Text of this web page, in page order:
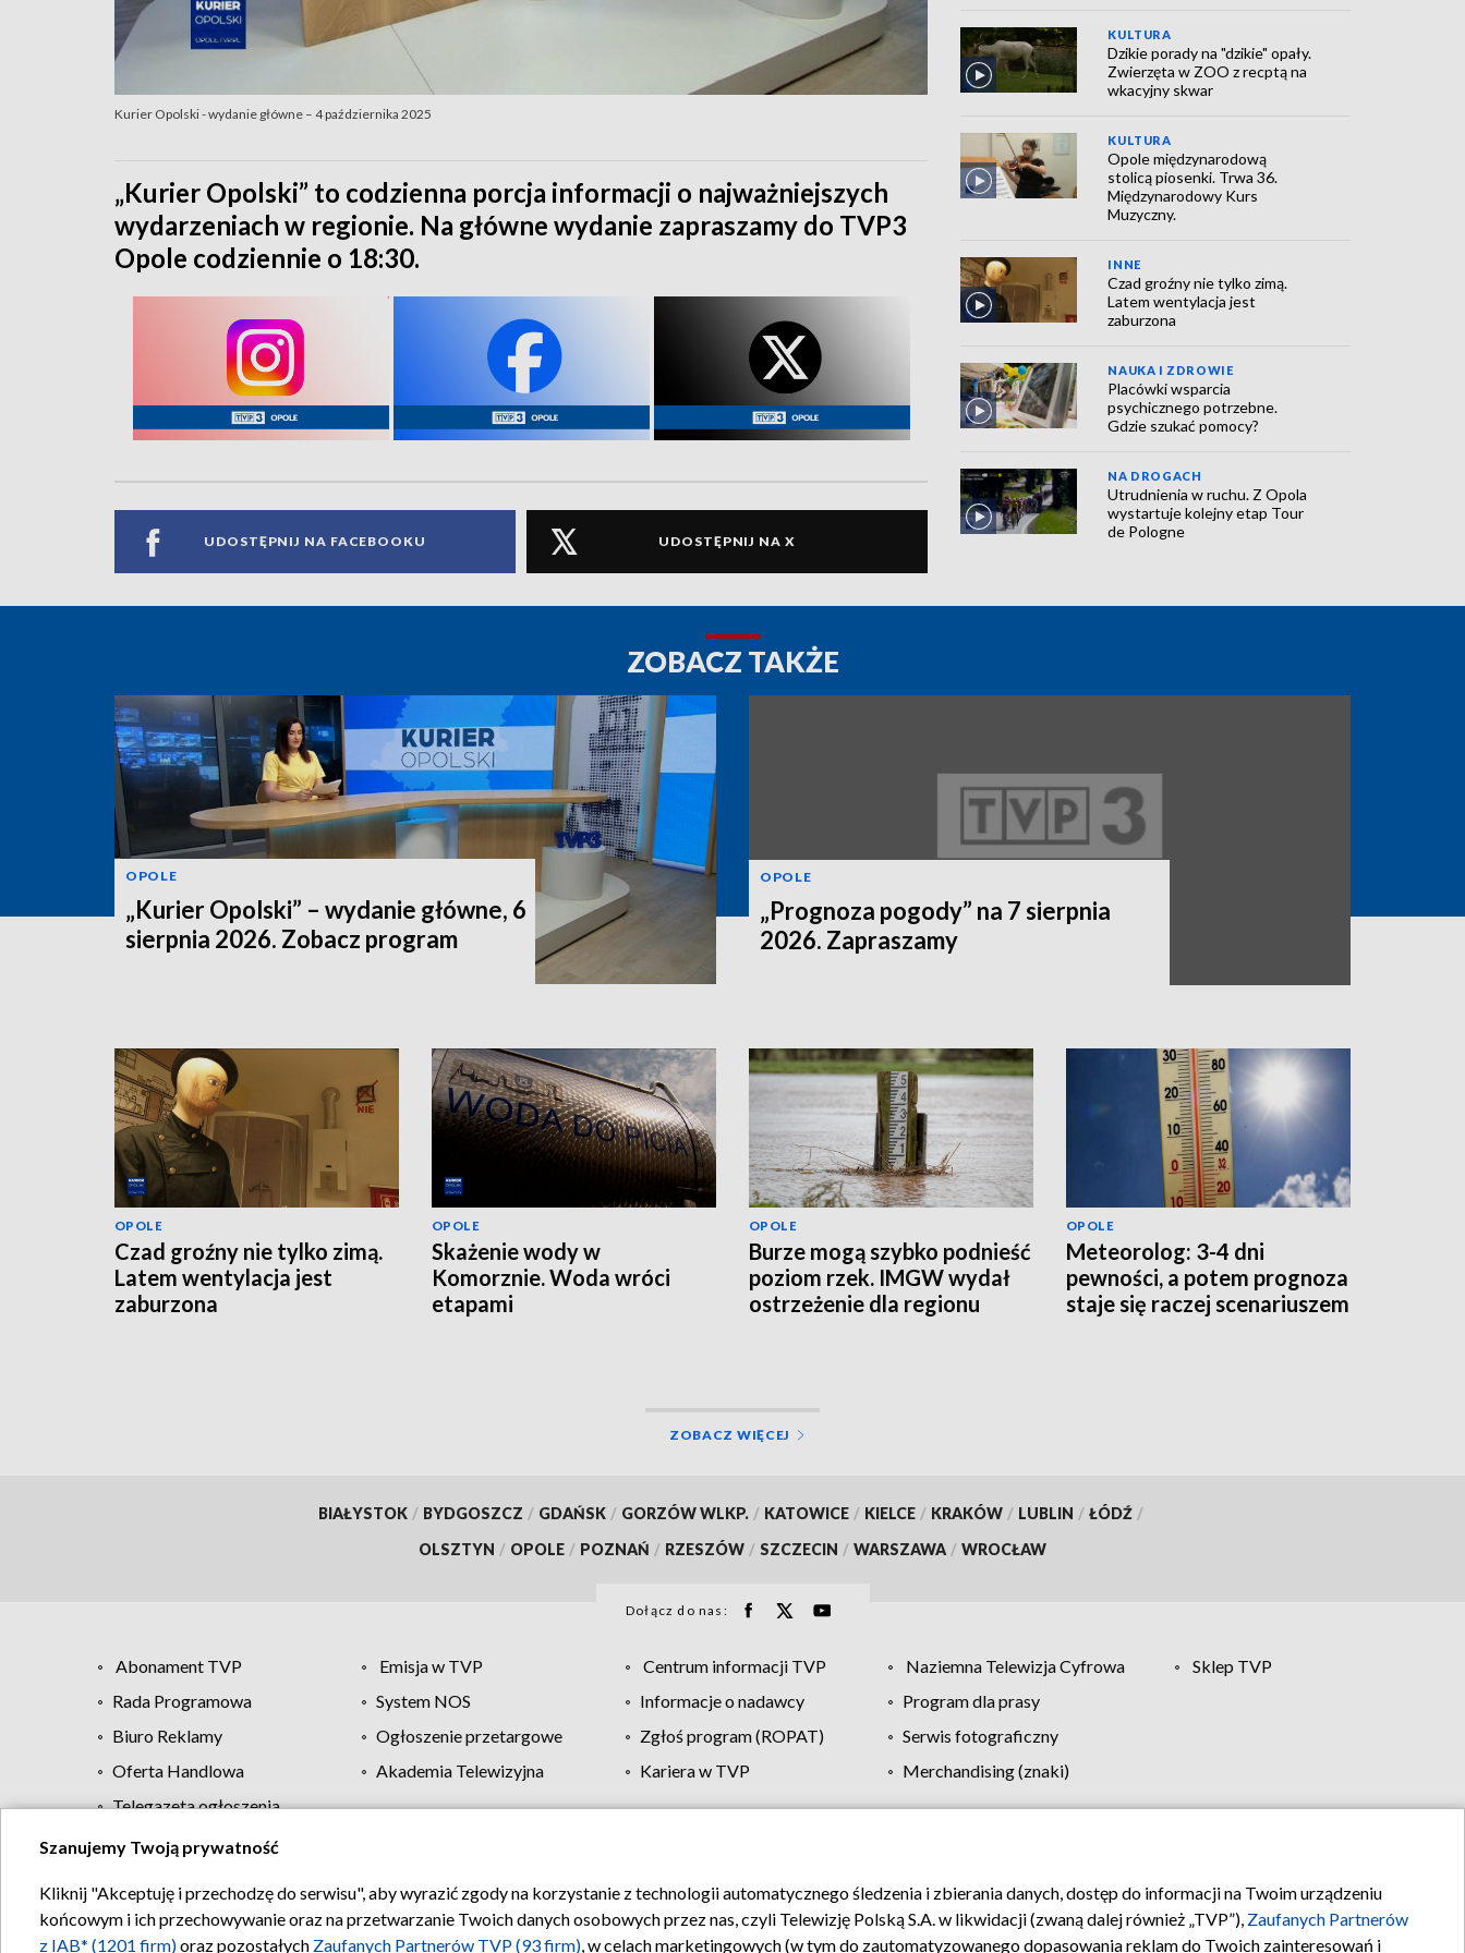
Kurier Opolski - wydanie główne – 4 października 2025
„Kurier Opolski” to codzienna porcja informacji o najważniejszych
wydarzeniach w regionie. Na główne wydanie zapraszamy do TVP3
Opole codziennie o 18:30.
UDOSTĘPNIJ NA FACEBOOKU UDOSTĘPNIJ NA X
KULTURA
Dzikie porady na "dzikie" opały.
Zwierzęta w ZOO z recptą na
wkacyjny skwar
KULTURA
Opole międzynarodową
stolicą piosenki. Trwa 36.
Międzynarodowy Kurs
Muzyczny.
INNE
Czad groźny nie tylko zimą.
Latem wentylacja jest
zaburzona
NAUKA I ZDROWIE
Placówki wsparcia
psychicznego potrzebne.
Gdzie szukać pomocy?
NA DROGACH
Utrudnienia w ruchu. Z Opola
wystartuje kolejny etap Tour
de Pologne
ZOBACZ TAKŻE
OPOLE
„Kurier Opolski” – wydanie główne, 6
sierpnia 2026. Zobacz program
OPOLE
„Prognoza pogody” na 7 sierpnia
2026. Zapraszamy
OPOLE
Czad groźny nie tylko zimą.
Latem wentylacja jest
zaburzona
OPOLE
Skażenie wody w
Komorznie. Woda wróci
etapami
OPOLE
Burze mogą szybko podnieść
poziom rzek. IMGW wydał
ostrzeżenie dla regionu
OPOLE
Meteorolog: 3-4 dni
pewności, a potem prognoza
staje się raczej scenariuszem
ZOBACZ WIĘCEJ
BIAŁYSTOK / BYDGOSZCZ / GDAŃSK / GORZÓW WLKP. / KATOWICE / KIELCE / KRAKÓW / LUBLIN / ŁÓDŹ /
OLSZTYN / OPOLE / POZNAŃ / RZESZÓW / SZCZECIN / WARSZAWA / WROCŁAW
Dołącz do nas:
Abonament TVP Emisja w TVP Centrum informacji TVP Naziemna Telewizja Cyfrowa
Sklep TVP
Rada Programowa
System NOS Informacje o nadawcy
Program dla prasy
Biuro Reklamy
Ogłoszenie przetargowe Zgłoś program (ROPAT)
Serwis fotograficzny
Oferta Handlowa
Akademia Telewizyjna Kariera w TVP
Merchandising (znaki)
Telegazeta ogłoszenia
Regulamin TVP Polityka prywatności Moje zgody Pomoc Biuro reklamy Kontakt
Szanujemy Twoją prywatność
Kliknij "Akceptuję i przechodzę do serwisu", aby wyrazić zgody na korzystanie z technologii automatycznego śledzenia i zbierania danych, dostęp do informacji na Twoim urządzeniu
końcowym i ich przechowywanie oraz na przetwarzanie Twoich danych osobowych przez nas, czyli Telewizję Polską S.A. w likwidacji (zwaną dalej również „TVP”), Zaufanych Partnerów
z IAB* (1201 firm)oraz pozostałych Zaufanych Partnerów TVP (93 firm), w celach marketingowych (w tym do zautomatyzowanego dopasowania reklam do Twoich zainteresowań i